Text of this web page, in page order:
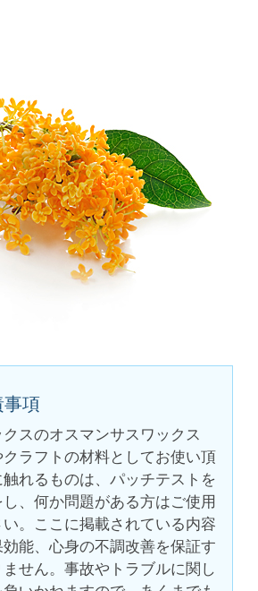
事項
スのオスマンサスワックス
ラフトの材料としてお使い頂
れるものは、パッチテストを
、何か問題がある方はご使用
。ここに掲載されている内容
能、心身の不調改善を保証す
せん。事故やトラブルに関し